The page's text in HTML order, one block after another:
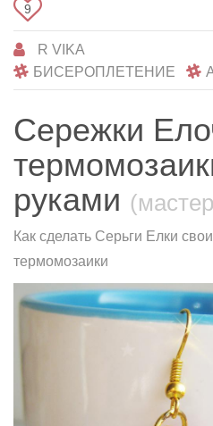
9
R VIKA
БИСЕРОПЛЕТЕНИЕ
Сережки
руками
Как сделать Серьги Елки
термомозаики